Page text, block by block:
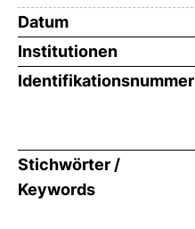
Datum
Institutionen
Identifikationsnummer
Stichwörter /
Keywords